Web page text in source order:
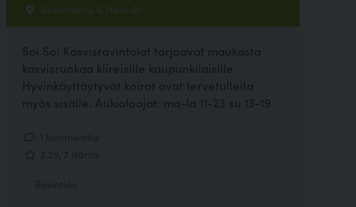
Vaasankatu 9, Helsinki
Soi Soi Kasvisravintolat tarjoavat maukasta
kasvisruokaa kiireisille kaupunkilaisille.
Hyvinkäyttäytyvät koirat ovat tervetulleita
myös sisälle. Aukioloajat: ma-la 11-23 su 13-19